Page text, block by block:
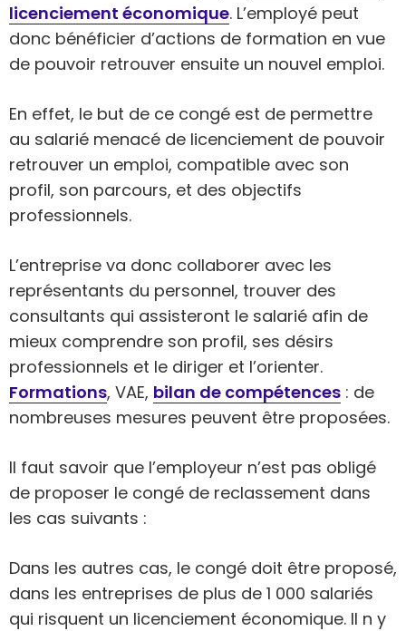
licenciement économique. L’employé peut
donc bénéficier d’actions de formation en vue
de pouvoir retrouver ensuite un nouvel emploi.
En effet, le but de ce congé est de permettre
au salarié menacé de licenciement de pouvoir
retrouver un emploi, compatible avec son
profil, son parcours, et des objectifs
professionnels.
L’entreprise va donc collaborer avec les
représentants du personnel, trouver des
consultants qui assisteront le salarié afin de
mieux comprendre son profil, ses désirs
professionnels et le diriger et l’orienter.
Formations, VAE, bilan de compétences : de
nombreuses mesures peuvent être proposées.
Il faut savoir que l’employeur n’est pas obligé
de proposer le congé de reclassement dans
les cas suivants :
Dans les autres cas, le congé doit être proposé,
dans les entreprises de plus de 1 000 salariés
qui risquent un licenciement économique. Il n y